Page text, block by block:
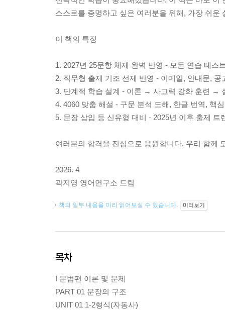
스스로를 증명하고 싶은 여러분을 위해, 가장 쉬
이 책의 특징
1. 2027년 25문항 체제 완벽 반영 - 모든 연습 테스
2. 직무형 출제 기조 선제 반영 - 이메일, 안내문,
3. 단계적 학습 설계 - 이론 → 사고력 강화 훈련 →
4. 4060 맞춤 해설 - 구문 분석 도해, 한글 번역, 핵
5. 문장 삽입 등 신유형 대비 - 2025년 이후 출제 트
여러분의 합격을 진심으로 응원합니다. 우리 함께
2026. 4
곽지영 영어연구소 드림
책의 일부 내용을 미리 읽어보실 수 있습니다. 미리보기
목차
I 문법편 이론 및 문제
PART 01 문장의 구조
UNIT 01 1-2형식(자동사)